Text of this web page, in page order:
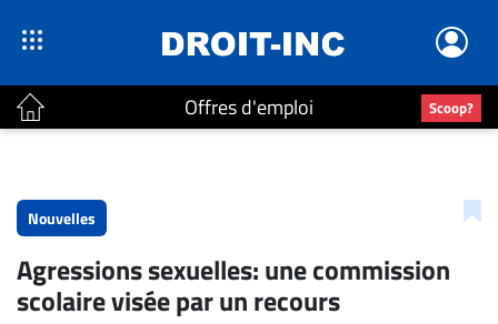
Offres d'emploi Scoop?
Accueil
Continu
Nominations
Nouvelles
Agressions sexuelles: une commission
scolaire visée par un recours